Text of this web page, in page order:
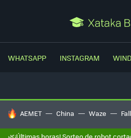
WHATSAPP INSTAGRAM
HOY SE HABLA DE
AEMET China Waze